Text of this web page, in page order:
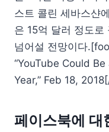
스트 콜린 세바스샨
은 15억 달러 정도로
넘어설 전망이다
“YouTube Could
Year,” Feb 18,
페이스북에 대